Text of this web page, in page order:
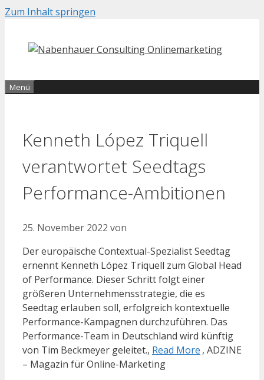
Zum Inhalt springen
Menü
Kenneth López Triquell
verantwortet Seedtags
Performance-Ambitionen
25. November 2022 von
Der europäische Contextual-Spezialist Seedtag
ernennt Kenneth López Triquell zum Global Head
of Performance. Dieser Schritt folgt einer
größeren Unternehmensstrategie, die es
Seedtag erlauben soll, erfolgreich kontextuelle
Performance-Kampagnen durchzuführen. Das
Performance-Team in Deutschland wird künftig
von Tim Beckmeyer geleitet., Read More , ADZINE
– Magazin für Online-Marketing